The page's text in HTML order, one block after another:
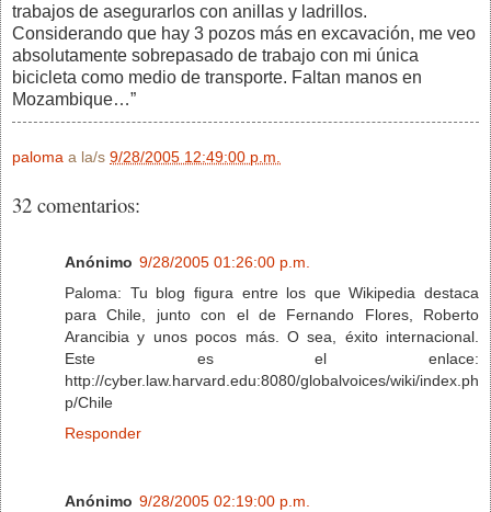
trabajos de asegurarlos con anillas y ladrillos.
Considerando que hay 3 pozos más en excavación, me veo
absolutamente sobrepasado de trabajo con mi única
bicicleta como medio de transporte. Faltan manos en
Mozambique…”
paloma a la/s 9/28/2005 12:49:00 p.m.
32 comentarios:
Anónimo 9/28/2005 01:26:00 p.m.
Paloma: Tu blog figura entre los que Wikipedia destaca
para Chile, junto con el de Fernando Flores, Roberto
Arancibia y unos pocos más. O sea, éxito internacional.
Este es el enlace:
http://cyber.law.harvard.edu:8080/globalvoices/wiki/index.ph
p/Chile
Responder
Anónimo 9/28/2005 02:19:00 p.m.